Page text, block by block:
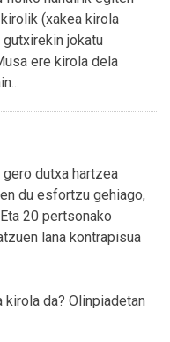
(xakea kirola
jokatu
ere kirola dela
dutxa hartzea
du esfortzu gehiago,
20 pertsonako
lana kontrapisua
kirola da? Olinpiadetan